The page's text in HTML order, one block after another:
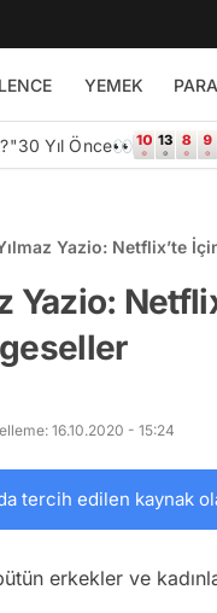
YEMEK PARA
30 Yıl Önce👀
Yazio: Netflix’te
Yazio:
16.10.2020 - 15:24
tercih edilen kaynak
erkekler ve